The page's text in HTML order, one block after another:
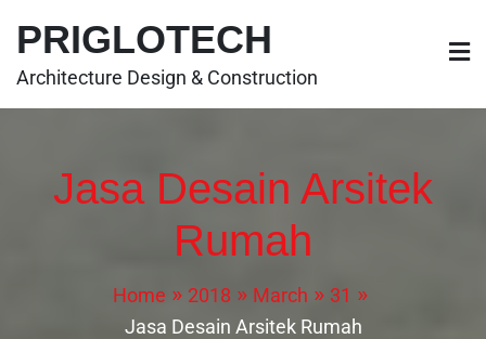
PRIGLOTECH
Architecture Design & Construction
Jasa Desain Arsitek
Rumah
Home 2018 March
31
Jasa Desain Arsitek Rumah